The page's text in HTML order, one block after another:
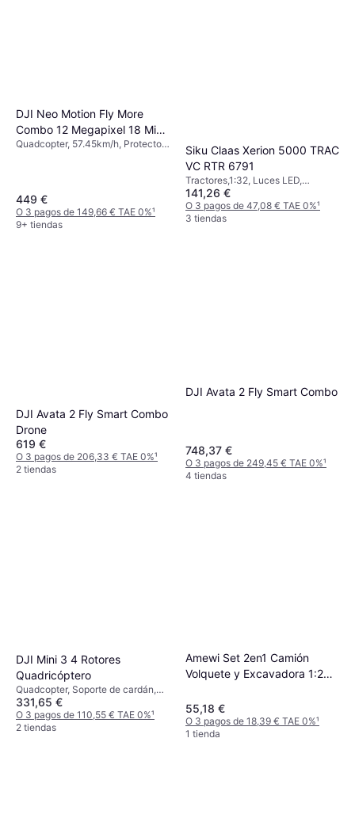
DJI Neo Motion Fly More
Combo 12 Megapixel 18 Min
Autonomía 22 GB
Quadcopter, 57.45km/h, Protector
449 €
O 3 pagos de 149,66 € TAE 0%¹
9+ tiendas
Siku Claas Xerion 5000 TRAC
VC RTR 6791
Tractores,1:32, Luces LED,
Aplicación móvil, Bluetooth,
Totalmente ensamblado, Tracción
en las cuatro ruedas (4WD)
141,26 €
O 3 pagos de 47,08 € TAE 0%¹
3 tiendas
DJI Avata 2 Fly Smart Combo
Drone
619 €
O 3 pagos de 206,33 € TAE 0%¹
2 tiendas
DJI Avata 2 Fly Smart Combo
748,37 €
O 3 pagos de 249,45 € TAE 0%¹
4 tiendas
DJI Mini 3 4 Rotores
Quadricóptero
Quadcopter, Soporte de cardán,
Cámara, Conector USB,
GLONASS, GPS
331,65 €
O 3 pagos de 110,55 € TAE 0%¹
2 tiendas
Amewi Set 2en1 Camión
Volquete y Excavadora 1:24
55,18 €
O 3 pagos de 18,39 € TAE 0%¹
1 tienda